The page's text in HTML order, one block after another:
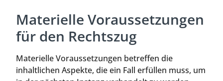
Materielle Voraussetzungen
für den Rechtszug
Materielle Voraussetzungen betreffen die
inhaltlichen Aspekte, die ein Fall erfüllen muss, um